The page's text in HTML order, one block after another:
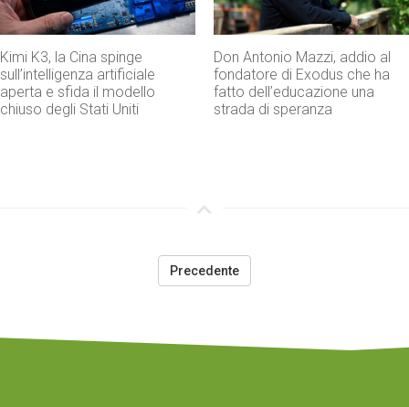
Kimi K3, la Cina spinge
sull’intelligenza artificiale
aperta e sfida il modello
chiuso degli Stati Uniti
Don Antonio Mazzi, addio al
fondatore di Exodus che ha
fatto dell’educazione una
strada di speranza
Precedente